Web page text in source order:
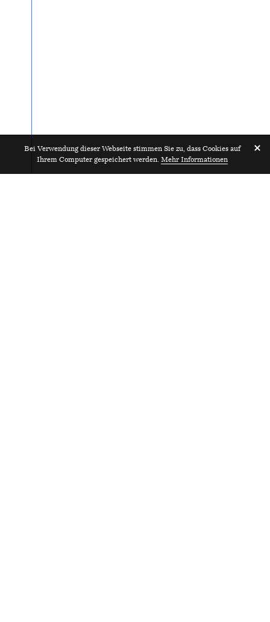
Bei Verwendung dieser Webseite stimmen Sie zu, dass Cookies auf
Ihrem Computer gespeichert werden. Mehr Informationen